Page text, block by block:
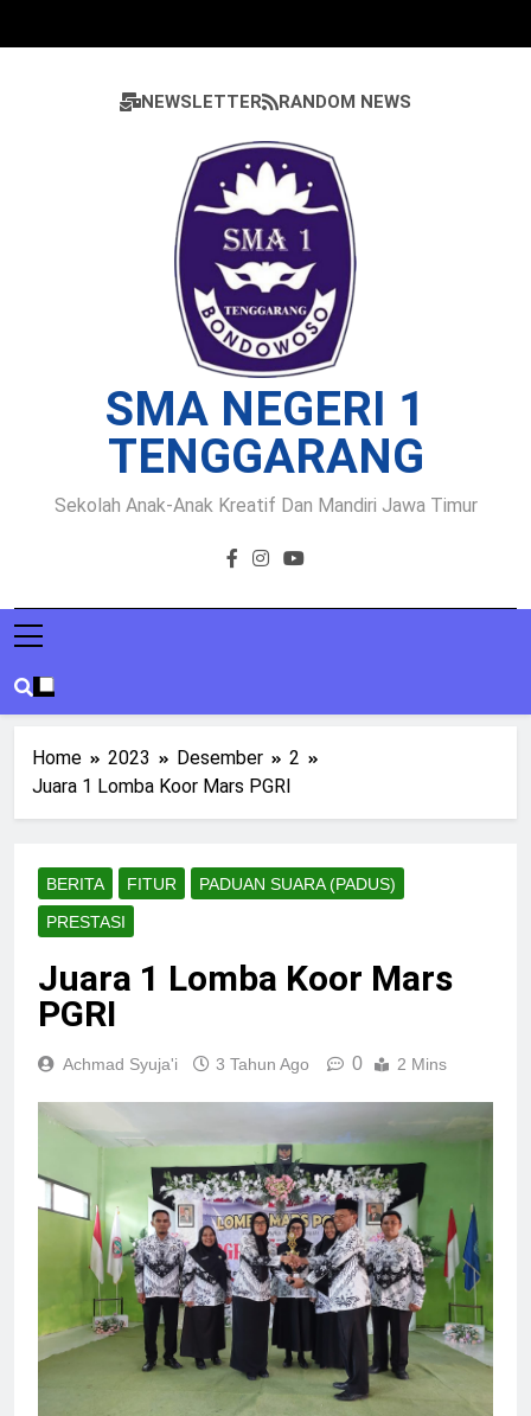
NEWSLETTER RANDOM NEWS
SMA NEGERI 1
TENGGARANG
Sekolah Anak-Anak Kreatif Dan Mandiri Jawa Timur
Home 2023 Desember
2
Juara 1 Lomba Koor Mars PGRI
BERITA FITUR
PADUAN SUARA (PADUS)
PRESTASI
Juara 1 Lomba Koor Mars
PGRI
Achmad Syuja'i 3 Tahun Ago 0 2 Mins